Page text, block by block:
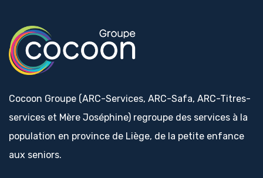
Cocoon Groupe (ARC-Services, ARC-Safa, ARC-Titres-
services et Mère Joséphine) regroupe des services à la
population en province de Liège, de la petite enfance
aux seniors.